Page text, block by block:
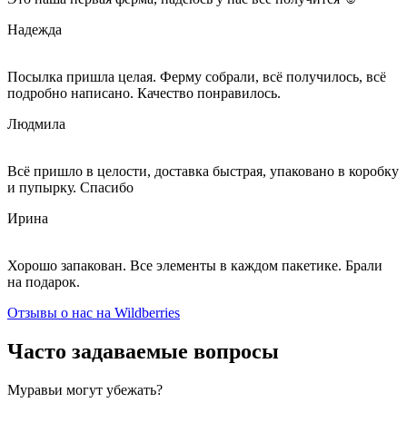
Надежда
Посылка пришла целая. Ферму собрали, всё получилось, всё
подробно написано. Качество понравилось.
Людмила
Всё пришло в целости, доставка быстрая, упаковано в коробку
и пупырку. Спасибо
Ирина
Хорошо запакован. Все элементы в каждом пакетике. Брали
на подарок.
Отзывы о нас на Wildberries
Часто задаваемые вопросы
Муравьи могут убежать?